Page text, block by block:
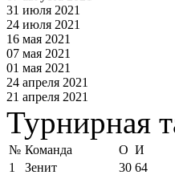
31 июля 2021
24 июля 2021
16 мая 2021
07 мая 2021
01 мая 2021
24 апреля 2021
21 апреля 2021
Турнирная
№ Команда О И
1
Зенит 30 64